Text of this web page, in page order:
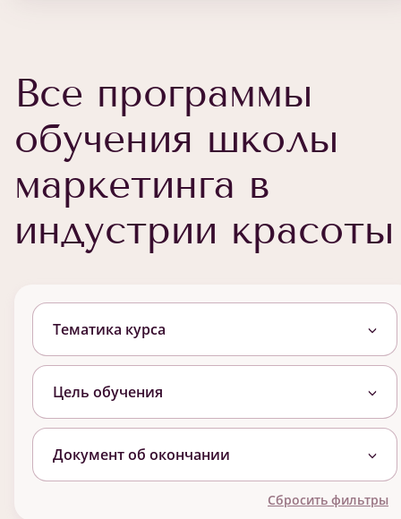
Все программы
обучения школы
маркетинга в
индустрии красоты
Тематика курса
Цель обучения
Документ об окончании
Сбросить фильтры